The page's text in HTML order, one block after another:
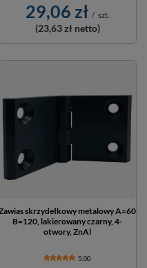
29,06 zł / szt.
(23,63 zł netto)
skrzydełkowy metalowy A=60
B=120, lakierowany czarny, 4-
otwory, ZnAl
5.00